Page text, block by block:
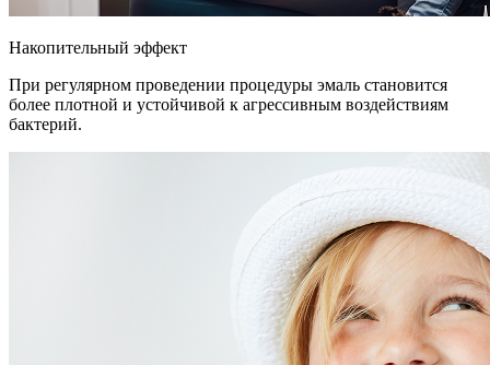
Накопительный эффект
При регулярном проведении процедуры эмаль становится
более плотной и устойчивой к агрессивным воздействиям
бактерий.